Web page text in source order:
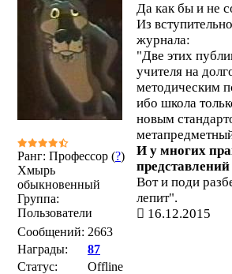
Ранг: Профессор (?)
Хмырь
обыкновенный
Группа:
Пользователи
Сообщений: 2663
Награды:
87
Статус:
Offline
Да как бы и не
Из
журнала:
"Две этих
учителя на
методическим
ибо школа
новым
И у многих
Вот и поди
лепит".
16.12.2015